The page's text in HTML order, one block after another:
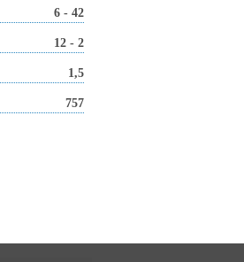
6 - 42
12 - 2
1,5
757